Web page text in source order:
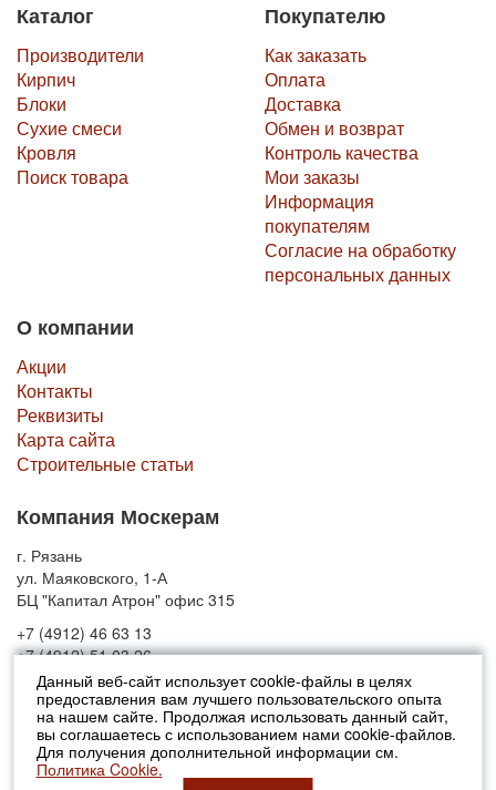
Данный веб-сайт использует cookie-файлы в целях
предоставления вам лучшего пользовательского опыта
на нашем сайте. Продолжая использовать данный сайт,
вы соглашаетесь с использованием нами cookie-файлов.
Для получения дополнительной информации см.
Политика Cookie.
Каталог
Производители
Кирпич
Блоки
Сухие смеси
Кровля
Поиск товара
Покупателю
Как заказать
Оплата
Доставка
Обмен и возврат
Контроль качества
Мои заказы
Информация
покупателям
Согласие на обработку
персональных данных
О компании
Акции
Контакты
Реквизиты
Карта сайта
Строительные статьи
Компания Москерам
г. Рязань
ул. Маяковского, 1-А
БЦ "Капитал Атрон" офис 315
+7 (4912) 46 63 13
+7 (4912) 51 03 26
© 2010-2026 Москерам
Указанные на сайте цены не являются публичной офертой (ст.435 ГК
РФ).
Стоимость и наличие товара просьба уточнять в офисах продаж....